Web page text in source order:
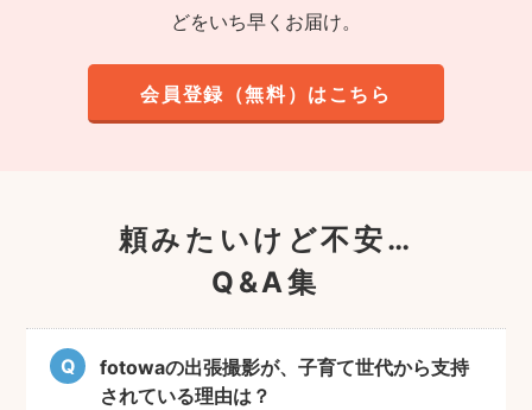
どをいち早くお届け。
会員登録（無料）はこちら
頼みたいけど不安…
Q&A集
fotowaの出張撮影が、子育て世代から支持
されている理由は？